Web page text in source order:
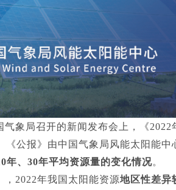
气象局召开的新闻发布会上，《
《公报》由中国气象局风能太阳能中
年、30年平均资源量的变化情况。
，2022年我国太阳能资源地区性差异